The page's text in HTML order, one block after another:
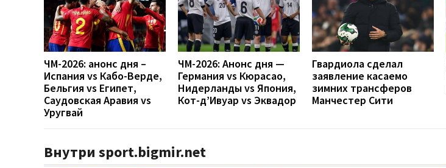
ЧМ-2026: анонс дня –
Испания vs Кабо-Верде,
Бельгия vs Египет,
Саудовская Аравия vs
Уругвай
ЧМ-2026: Анонс дня —
Германия vs Кюрасао,
Нидерланды vs Япония,
Кот-д’Ивуар vs Эквадор
Гвардиола сделал
заявление касаемо
зимних трансферов
Манчестер Сити
Внутри sport.bigmir.net